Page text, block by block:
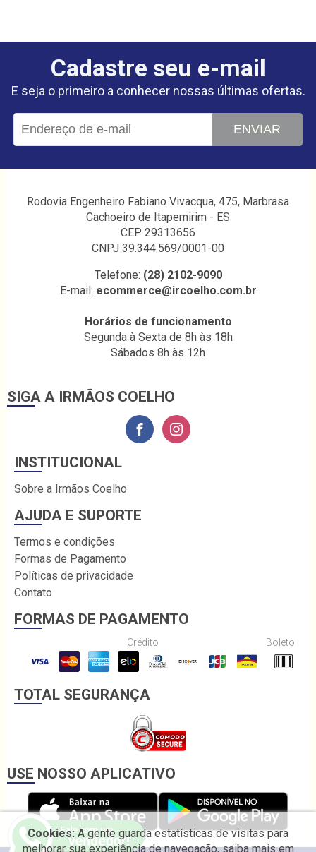
Cadastre seu e-mail
E seja o primeiro a conhecer nossas últimas ofertas.
ENVIAR
Rodovia Engenheiro Fabiano Vivacqua, 475, Marbrasa
Cachoeiro de Itapemirim - ES
CEP 29313656
CNPJ 39.344.569/0001-00
Telefone: (28) 2102-9090
E-mail: ecommerce@ircoelho.com.br
Horários de funcionamento
Segunda à Sexta de 8h às 18h
Sábados 8h às 12h
SIGA A IRMÃOS COELHO
INSTITUCIONAL
Sobre a Irmãos Coelho
AJUDA E SUPORTE
Termos e condições
Formas de Pagamento
Políticas de privacidade
Contato
FORMAS DE PAGAMENTO
Crédito Boleto
TOTAL SEGURANÇA
USE NOSSO APLICATIVO
Cookies:A gente guarda estatísticas de visitas para
melhorar sua experiência de navegação, saiba mais em